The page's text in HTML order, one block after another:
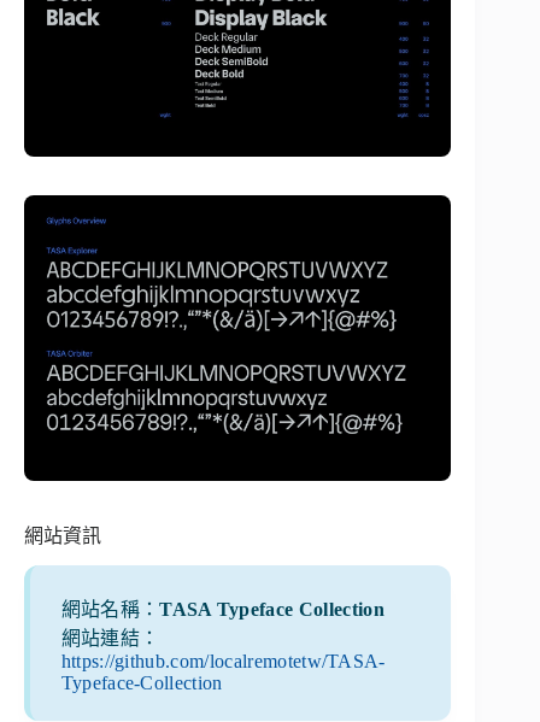
網站資訊
網站名稱：TASA Typeface Collection
網站連結：
https://github.com/localremotetw/TASA-
Typeface-Collection